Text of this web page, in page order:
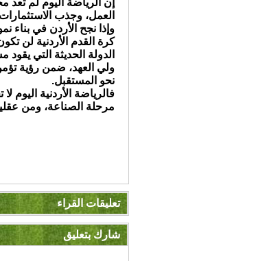
إن الرياضة اليوم لم
العمل، وجذب
وإذا نجح الأردن في بناء
كرة القدم الأردنية لن
الدولة الحديثة التي
ولي العهد، ضمن رؤية
نحو المستقبل.
فالرياضة الأردنية
مرحلة الصناعة، ومن
تعليقات القراء
شارك بتعليق